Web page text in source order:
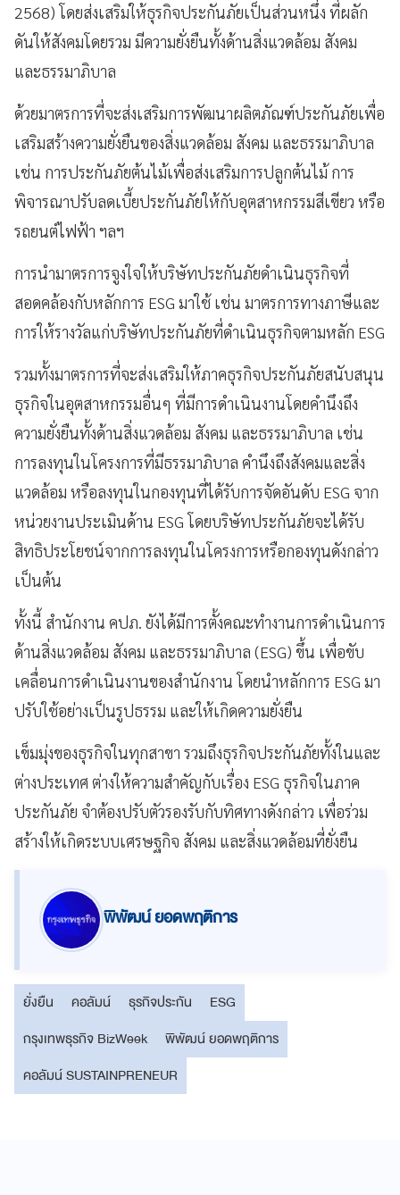
2568) โดยส่งเสริมให้ธุรกิจประกันภัยเป็นส่วนหนึ่ง ที่ผลัก
ดันให้สังคมโดยรวม มีความยั่งยืนทั้งด้านสิ่งแวดล้อม สังคม
และธรรมาภิบาล
ด้วยมาตรการที่จะส่งเสริมการพัฒนาผลิตภัณฑ์ประกันภัยเพื่อ
เสริมสร้างความยั่งยืนของสิ่งแวดล้อม สังคม และธรรมาภิบาล
เช่น การประกันภัยต้นไม้เพื่อส่งเสริมการปลูกต้นไม้ การ
พิจารณาปรับลดเบี้ยประกันภัยให้กับอุตสาหกรรมสีเขียว หรือ
รถยนต์ไฟฟ้า ฯลฯ
การนำมาตรการจูงใจให้บริษัทประกันภัยดำเนินธุรกิจที่
สอดคล้องกับหลักการ ESG มาใช้ เช่น มาตรการทางภาษีและ
การให้รางวัลแก่บริษัทประกันภัยที่ดำเนินธุรกิจตามหลัก ESG
รวมทั้งมาตรการที่จะส่งเสริมให้ภาคธุรกิจประกันภัยสนับสนุน
ธุรกิจในอุตสาหกรรมอื่นๆ ที่มีการดำเนินงานโดยคำนึงถึง
ความยั่งยืนทั้งด้านสิ่งแวดล้อม สังคม และธรรมาภิบาล เช่น
การลงทุนในโครงการที่มีธรรมาภิบาล คำนึงถึงสังคมและสิ่ง
แวดล้อม หรือลงทุนในกองทุนที่ได้รับการจัดอันดับ ESG จาก
หน่วยงานประเมินด้าน ESG โดยบริษัทประกันภัยจะได้รับ
สิทธิประโยชน์จากการลงทุนในโครงการหรือกองทุนดังกล่าว
เป็นต้น
ทั้งนี้ สำนักงาน คปภ. ยังได้มีการตั้งคณะทำงานการดำเนินการ
ด้านสิ่งแวดล้อม สังคม และธรรมาภิบาล (ESG) ขึ้น เพื่อขับ
เคลื่อนการดำเนินงานของสำนักงาน โดยนำหลักการ ESG มา
ปรับใช้อย่างเป็นรูปธรรม และให้เกิดความยั่งยืน
เข็มมุ่งของธุรกิจในทุกสาขา รวมถึงธุรกิจประกันภัยทั้งในและ
ต่างประเทศ ต่างให้ความสำคัญกับเรื่อง ESG ธุรกิจในภาค
ประกันภัย จำต้องปรับตัวรองรับกับทิศทางดังกล่าว เพื่อร่วม
สร้างให้เกิดระบบเศรษฐกิจ สังคม และสิ่งแวดล้อมที่ยั่งยืน
พิพัฒน์ ยอดพฤติการ
ยั่งยืน คอลัมน์ ธุรกิจประกัน
ESG
กรุงเทพธุรกิจ BizWeek
พิพัฒน์ ยอดพฤติการ
คอลัมน์ SUSTAINPRENEUR